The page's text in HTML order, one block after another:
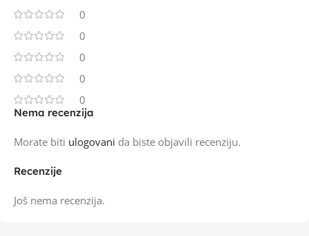
0
0
0
0
0
Recenzije
Još nema recenzija.
Nema recenzija
Morate biti ulogovani da biste objavili recenziju.